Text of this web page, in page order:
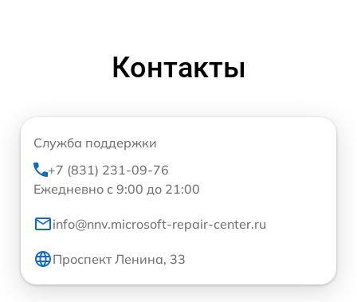
Контакты
Служба поддержки
+7 (831) 231-09-76
Ежедневно с 9:00 до 21:00
info@nnv.microsoft-repair-center.ru
Проспект Ленина, 33